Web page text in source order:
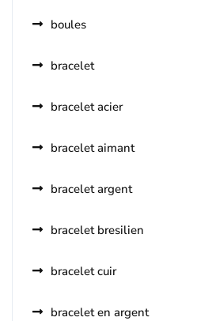
boules
bracelet
bracelet acier
bracelet aimant
bracelet argent
bracelet bresilien
bracelet cuir
bracelet en argent